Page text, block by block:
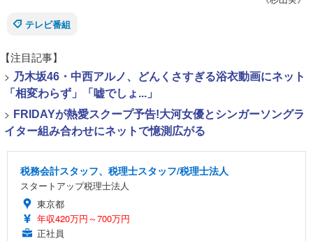
テレビ番組
【注目記事】
> 乃木坂46・中西アルノ、どんくさすぎる浴衣動画にネット
「相変わらず」「嘘でしょ...」
> FRIDAYが熱愛スクープ予告!大河女優とシンガーソングラ
イター組み合わせにネットで憶測広がる
税務会計スタッフ、税理士スタッフ/税理士法人
スタートアップ税理士法人
東京都
年収420万円～700万円
正社員